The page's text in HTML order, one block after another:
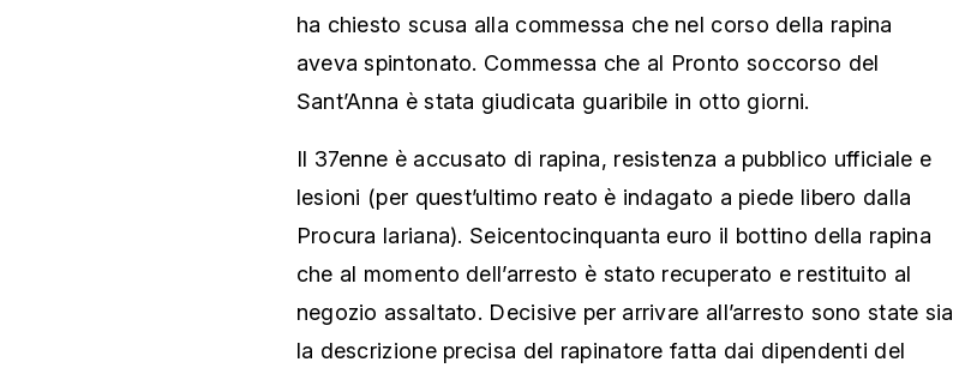
ha chiesto scusa alla commessa che nel corso della rapina
aveva spintonato. Commessa che al Pronto soccorso del
Sant’Anna è stata giudicata guaribile in otto giorni.
Il 37enne è accusato di rapina, resistenza a pubblico ufficiale e
lesioni (per quest’ultimo reato è indagato a piede libero dalla
Procura lariana). Seicentocinquanta euro il bottino della rapina
che al momento dell’arresto è stato recuperato e restituito al
negozio assaltato. Decisive per arrivare all’arresto sono state sia
la descrizione precisa del rapinatore fatta dai dipendenti del